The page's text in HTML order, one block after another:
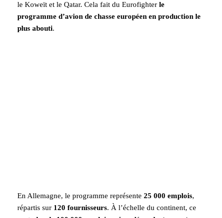
le Koweït et le Qatar. Cela fait du Eurofighter le
programme d’avion de chasse européen en production le
plus abouti.
En Allemagne, le programme représente 25 000 emplois,
répartis sur 120 fournisseurs. À l’échelle du continent, ce